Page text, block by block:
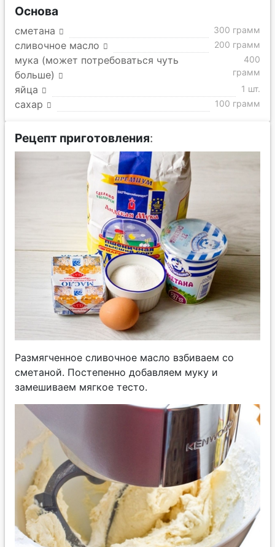
Основа
сметана 300 грамм
сливочное масло 200 грамм
мука (может потребоваться чуть
больше)
400
грамм
яйца 1 шт.
сахар 100 грамм
Рецепт приготовления:
Размягченное сливочное масло взбиваем со
сметаной. Постепенно добавляем муку и
замешиваем мягкое тесто.